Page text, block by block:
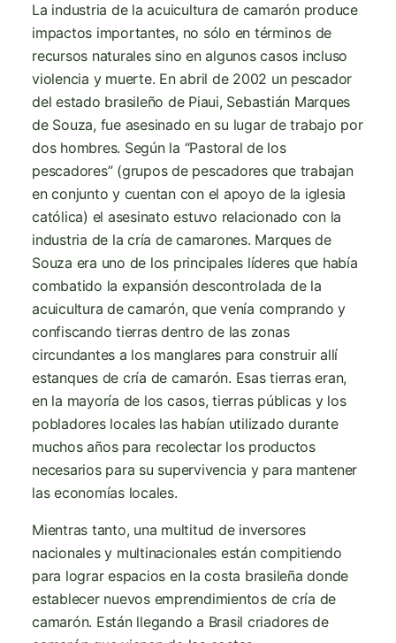
La industria de la acuicultura de camarón produce
impactos importantes, no sólo en términos de
recursos naturales sino en algunos casos incluso
violencia y muerte. En abril de 2002 un pescador
del estado brasileño de Piaui, Sebastián Marques
de Souza, fue asesinado en su lugar de trabajo por
dos hombres. Según la “Pastoral de los
pescadores” (grupos de pescadores que trabajan
en conjunto y cuentan con el apoyo de la iglesia
católica) el asesinato estuvo relacionado con la
industria de la cría de camarones. Marques de
Souza era uno de los principales líderes que había
combatido la expansión descontrolada de la
acuicultura de camarón, que venía comprando y
confiscando tierras dentro de las zonas
circundantes a los manglares para construir allí
estanques de cría de camarón. Esas tierras eran,
en la mayoría de los casos, tierras públicas y los
pobladores locales las habían utilizado durante
muchos años para recolectar los productos
necesarios para su supervivencia y para mantener
las economías locales.
Mientras tanto, una multitud de inversores
nacionales y multinacionales están compitiendo
para lograr espacios en la costa brasileña donde
establecer nuevos emprendimientos de cría de
camarón. Están llegando a Brasil criadores de